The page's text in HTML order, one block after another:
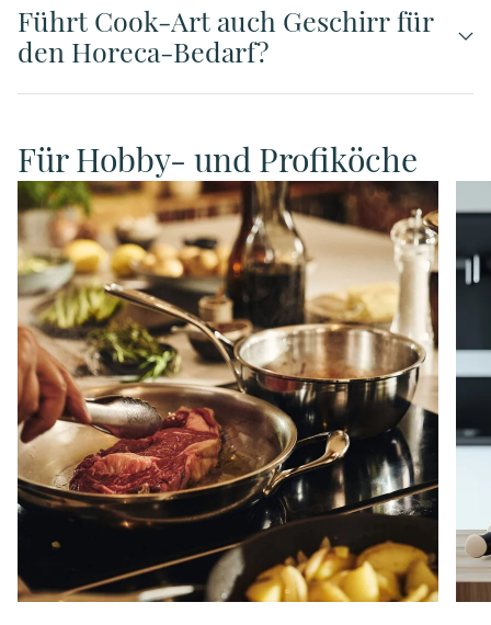
Führt Cook-Art auch Geschirr für
den Horeca-Bedarf?
Für Hobby- und Profiköche